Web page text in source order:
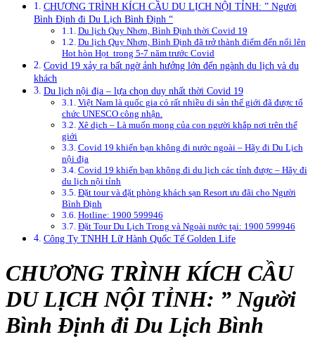
CHƯƠNG TRÌNH KÍCH CẦU DU LỊCH NỘI TỈNH: ” Người
Bình Định đi Du Lịch Bình Định “
Du lịch Quy Nhơn, Bình Định thời Covid 19
Du lịch Quy Nhơn, Bình Định đã trở thành điểm đến nổi lên
Hot hòn Họt trong 5-7 năm trước Covid
Covid 19 xảy ra bất ngờ ảnh hưởng lớn đến ngành du lịch và du
khách
Du lịch nội địa – lựa chọn duy nhất thời Covid 19
Việt Nam là quốc gia có rất nhiều di sản thế giới đã được tổ
chức UNESCO công nhận.
Xê dịch – Là muốn mong của con người khắp nơi trên thế
giới
Covid 19 khiến bạn không đi nước ngoài – Hãy đi Du Lịch
nội địa
Covid 19 khiến bạn không đi du lịch các tỉnh được – Hãy đi
du lịch nội tỉnh
Đặt tour và đặt phòng khách sạn Resort ưu đãi cho Người
Bình Định
Hotline: 1900 599946
Đặt Tour Du Lịch Trong và Ngoài nước tại: 1900 599946
Công Ty TNHH Lữ Hành Quốc Tế Golden Life
CHƯƠNG TRÌNH KÍCH CẦU
DU LỊCH NỘI TỈNH: ” Người
Bình Định đi Du Lịch Bình